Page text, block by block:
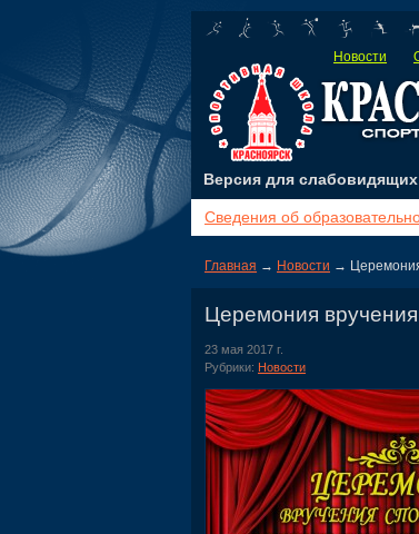
Новости
Версия для слабовидящих
Сведения об
Главная → Новости →
Церемония
23 мая 2017 г.
Рубрики: Новости